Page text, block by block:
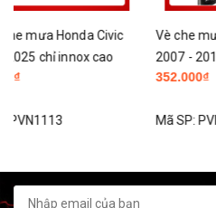
Vè che mưa xe Honda Civic
2007 - 2012 chỉ mạ crom cao
Mã SP: